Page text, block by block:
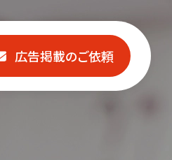
広告掲載のご依頼